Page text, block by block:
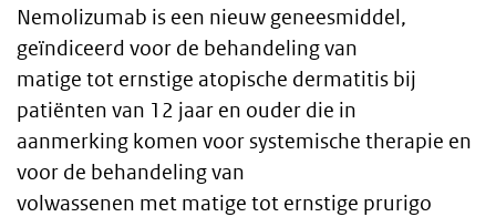
Body
text
Nemolizumab is een nieuw geneesmiddel,
geïndiceerd voor de behandeling van
matige tot ernstige atopische dermatitis bij
patiënten van 12 jaar en ouder die in
aanmerking komen voor systemische therapie en
voor de behandeling van
volwassenen met matige tot ernstige prurigo